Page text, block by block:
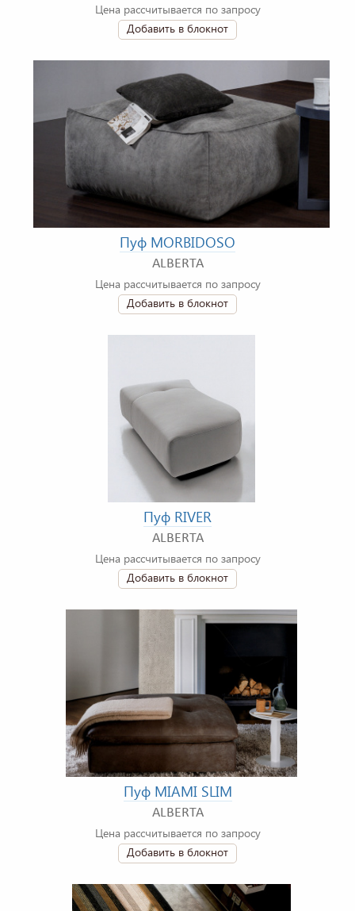
Цена рассчитывается по запросу
Добавить в блокнот
Пуф MORBIDOSO
ALBERTA
Цена рассчитывается по запросу
Добавить в блокнот
Пуф RIVER
ALBERTA
Цена рассчитывается по запросу
Добавить в блокнот
Пуф MIAMI SLIM
ALBERTA
Цена рассчитывается по запросу
Добавить в блокнот